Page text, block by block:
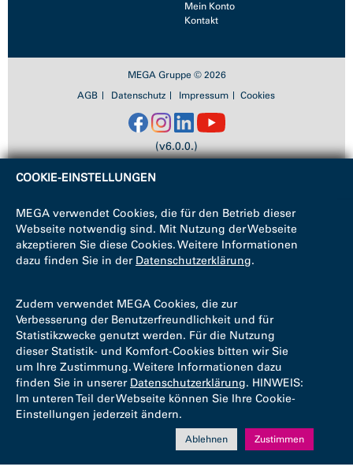
Mein Konto
Kontakt
MEGA Gruppe © 2026
AGB
Datenschutz Impressum Cookies
(v6.0.0.)
COOKIE-EINSTELLUNGEN
MEGA verwendet Cookies, die für den Betrieb dieser
Webseite notwendig sind. Mit Nutzung der Webseite
akzeptieren Sie diese Cookies. Weitere Informationen
dazu finden Sie in der Datenschutzerklärung.
Zudem verwendet MEGA Cookies, die zur
Verbesserung der Benutzerfreundlichkeit und für
Statistikzwecke genutzt werden. Für die Nutzung
dieser Statistik- und Komfort-Cookies bitten wir Sie
um Ihre Zustimmung. Weitere Informationen dazu
finden Sie in unserer Datenschutzerklärung. HINWEIS:
Im unteren Teil der Webseite können Sie Ihre Cookie-
Einstellungen jederzeit ändern.
Zustimmen
Ablehnen